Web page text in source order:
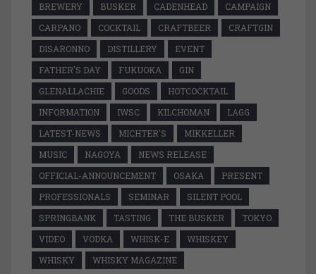
BREWERY
BUSKER CADENHEAD
CAMPAIGN
CARPANO
COCKTAIL CRAFTBEER
CRAFTGIN
DISARONNO
DISTILLERY
EVENT
FATHER'S DAY
FUKUOKA
GIN
GLENALLACHIE
GOODS
HOTCOCKTAIL
INFORMATION
IWSC KILCHOMAN
LAGG
LATEST-NEWS
MICHTER'S
MIKKELLER
MUSIC
NAGOYA
NEWS RELEASE
OFFICIAL-ANNOUNCEMENT
OSAKA
PRESENT
PROFESSIONALS
SEMINAR
SILENT POOL
SPRINGBANK
TASTING THE BUSKER
TOKYO
VIDEO
VODKA WHISK-E
WHISKEY
WHISKY
WHISKY MAGAZINE